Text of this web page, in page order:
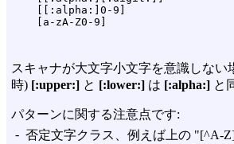
    [[:alpha:]0-9]
スキャナが大文字小文字を意識しない
時) [:upper:] と [:lower:] は [:alpha:] と
パターンに関する注意点です:
- 否定文字クラス、例えば上の "[^A-